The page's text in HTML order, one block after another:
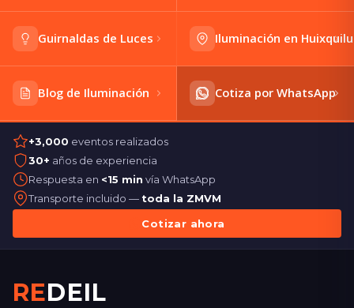
Guirnaldas de Luces Iluminación en
Blog de Iluminación Cotiza por WhatsApp
+3,000 eventos realizados
30+ años de experiencia
Respuesta en <15 min vía WhatsApp
Transporte incluido — toda la ZMVM
Cotizar ahora
REDEIL